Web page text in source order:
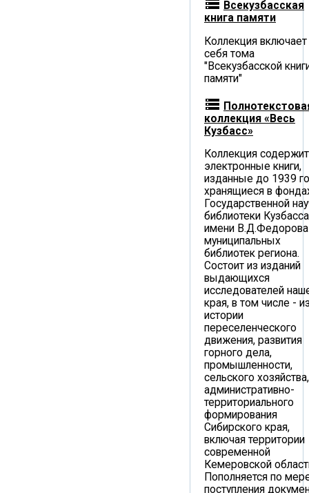
storage Всекузбасская
книга памяти
Коллекция включает
себя тома
"Всекузбасской
памяти"
storage
коллекция «Весь
Кузбасс»
Коллекция содержит
электронные книги,
изданные до 1939
хранящиеся в
Государственной
библиотеки Кузбасса
имени
муниципальных
библиотек региона.
Состоит из изданий
выдающихся
исследователей
края, в том числе -
истории
переселенческого
движения, развития
горного дела,
промышленности,
сельского хозяйства,
административно-
территориального
формирования
Сибирского края,
включая территории
современной
Кемеровской
Пополняется по
поступления